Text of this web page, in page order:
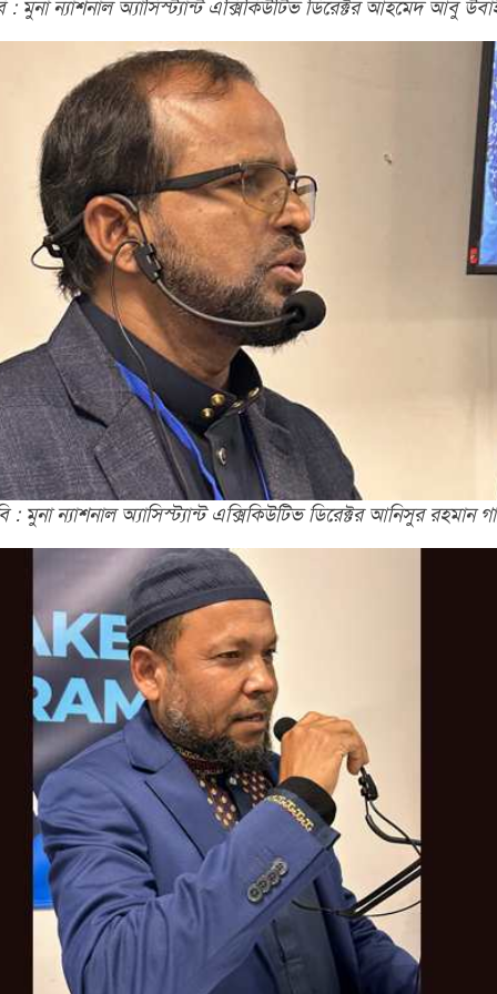
: মুনা ন্যাশনাল অ্যাসিস্ট্যান্ট এক্সিকিউটিভ ডিরেক্টর আহমেদ আবু
: মুনা ন্যাশনাল অ্যাসিস্ট্যান্ট এক্সিকিউটিভ ডিরেক্টর আনিসুর রহমান